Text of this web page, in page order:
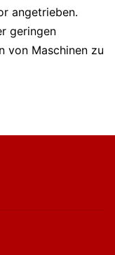
angetrieben.
geringen
von Maschinen zu